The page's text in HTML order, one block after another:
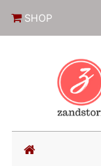
SHOP
(current)